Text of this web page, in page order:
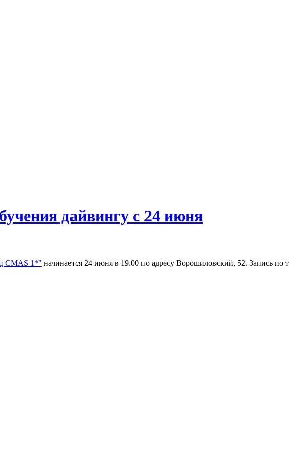
дайвингу с 24 июня
CMAS 1*" начинается 24 июня в 19.00 по адресу Ворошиловский, 52. Запись по